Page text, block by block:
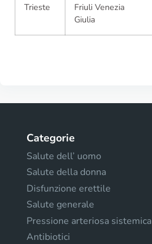
Trieste
Friuli Venezia
Giulia
Categorie
Salute dell’ uomo
Salute della donna
Disfunzione erettile
Salute generale
Pressione arteriosa sistemica
Antibiotici